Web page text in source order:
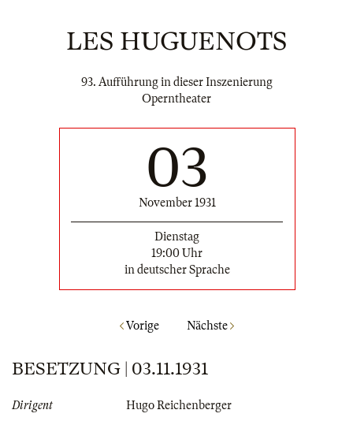
LES HUGUENOTS
93. Aufführung in dieser Inszenierung
Operntheater
03
November 1931
Dienstag
19:00 Uhr
in deutscher Sprache
Vorige Nächste
BESETZUNG | 03.11.1931
Dirigent
Hugo Reichenberger